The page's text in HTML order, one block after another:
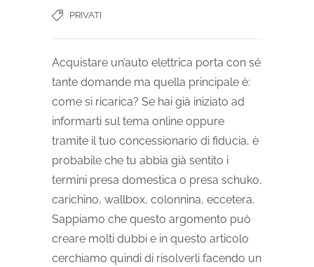
PRIVATI
Acquistare un’auto elettrica porta con sé
tante domande ma quella principale è:
come si ricarica? Se hai già iniziato ad
informarti sul tema online oppure
tramite il tuo concessionario di fiducia, è
probabile che tu abbia già sentito i
termini presa domestica o presa schuko,
carichino, wallbox, colonnina, eccetera.
Sappiamo che questo argomento può
creare molti dubbi e in questo articolo
cerchiamo quindi di risolverli facendo un